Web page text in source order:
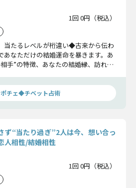
1回 0円（税込）
当たるレベルが桁違い◆古来から伝わ
あなただけの結婚運命を暴きます。あ
手”の特徴、あなたの結婚縁、訪れる
ポチェ◆チベット占術
ず“当たり過ぎ”2人は今、想い合っ
人相性/結婚相性
1回 0円（税込）